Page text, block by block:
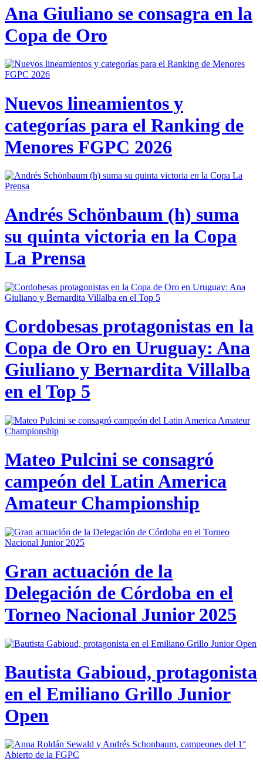
Ana Giuliano se consagra en la
Copa de Oro
Nuevos lineamientos y
categorías para el Ranking de
Menores FGPC 2026
Andrés Schönbaum (h) suma
su quinta victoria en la Copa
La Prensa
Cordobesas protagonistas en la
Copa de Oro en Uruguay: Ana
Giuliano y Bernardita Villalba
en el Top 5
Mateo Pulcini se consagró
campeón del Latin America
Amateur Championship
Gran actuación de la
Delegación de Córdoba en el
Torneo Nacional Junior 2025
Bautista Gabioud, protagonista
en el Emiliano Grillo Junior
Open